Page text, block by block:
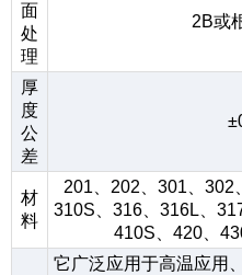
面
处
理
2B或
厚
度
公
差
材
料
201、202、301、302
310S、316、316L、
410S、420、
它广泛应用于高温应用